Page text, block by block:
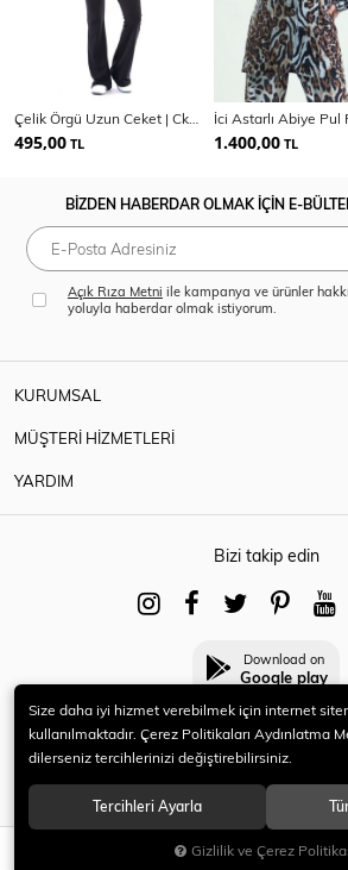
SEPETE EKLE
495,00 TL 1.400,00 TL
BİZDEN HABERDAR OLMAK İÇİN E-
Açık Rıza Metni ile kampanya ve ürünler
yoluyla haberdar olmak istiyorum.
KURUMSAL
MÜŞTERİ HİZMETLERİ
YARDIM
Bizi takip edin
Download on
Google play
© 2021 HERYENİ. Tüm hakları
Size daha iyi hizmet verebilmek için internet
kullanılmaktadır. Çerez Politikaları Aydınlatma
dilerseniz tercihlerinizi değiştirebilirsiniz.
Tercihleri Ayarla
Gizlilik ve Çerez